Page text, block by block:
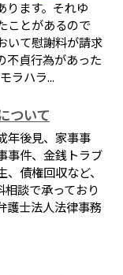
ります。それゆ
ことがあるので
いて慰謝料が請求
不貞行為があった
ラハラ...
ついて
年後見、家事事
事件、金銭トラブ
債権回収など、
談で承っており
護士法人法律事務